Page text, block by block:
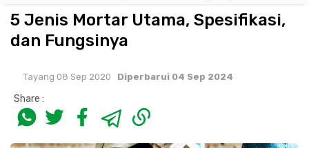
5 Jenis Mortar Utama, Spesifikasi,
dan Fungsinya
Tayang 08 Sep 2020 Diperbarui 04 Sep 2024
Share :